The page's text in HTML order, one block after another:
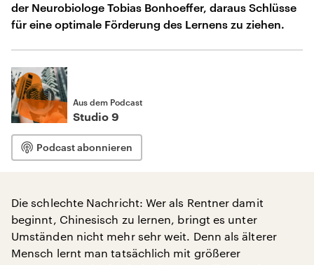
der Neurobiologe Tobias Bonhoeffer, daraus Schlüsse
für eine optimale Förderung des Lernens zu ziehen.
Aus dem Podcast
Studio 9
Podcast abonnieren
Die schlechte Nachricht: Wer als Rentner damit
beginnt, Chinesisch zu lernen, bringt es unter
Umständen nicht mehr sehr weit. Denn als älterer
Mensch lernt man tatsächlich mit größerer